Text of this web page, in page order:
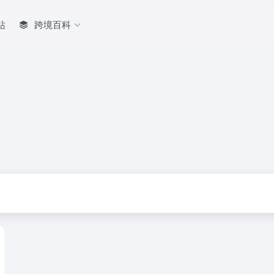
跨境百科